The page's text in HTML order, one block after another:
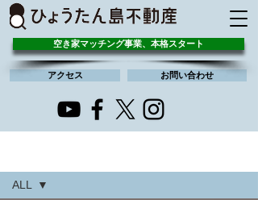
アクセス お問い合わせ
空き家マッチング事業、本格スタート
ALL